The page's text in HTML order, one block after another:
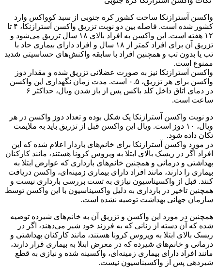
واکسن آسترازنکا ساخت کشور کره جنوبی از سبد کوواکس وارد
کشور شده است. فاصله بین دو نوبت تزریق واکسن آسترازنکا، ۴ تا
۱۲ هفته است. این واکسن به افراد بالای ۱۸ سال تزریق می‌شود و
تزریق آن برای افراد کمتر از ۱۸ سال و افراد دارای بیماری حاد با
تب یا بدون تب و همچنین افراد با سابقه واکنش‌های حساسیتی شدید
ممنوع است.
واکسن آسترازنکا نیز به صورت عضلانی تزریق شده و مقدار دوز
واکسن برای هر تزریق، ۰.۵ است. مدت زمان نگهداری این واکسن
در دمای اتاق داخل کلد باکس پس از باز شدن ویال، حداکثر ۶
ساعت است.
دو نوبت واکسن آسترازنکا یک شکل بوده و تعداد دوز واکسن در هر
ویال، ۱۰ دوز است. ویال این واکسن قبل از تزریق باید به ملایمت
تکان داده شود.
در مورد واکسن آسترازنکا برای خانم‌های باردار اعلام شده که این
افراد اگر در ریسک بالای ابتلا به ویروس کرونا هستند، مانند کارکنان
بهداشتی و درمانی و همچنین خانم‌های بارداری که عوارض ابتلا به
بیماری را دارند، مانند افراد دارای بیماری زمینه‌ای، واکسن دریافت
کنند. قبل از واکسیناسیون نیازی به تست بررسی بارداری نیست و
همچنین تاخیر در بارداری به دلیل واکسیناسیون با این واکسن توسط
سازمان جهانی بهداشت توصیه نشده است.
همچنین در مورد این واکسن و تزریق آن به خانم‌های شیرده توصیه
شده که آن دسته از زنانی که به فرزند خود شیر می‌دهند، اگر در
ریسک بالای ابتلا به ویروس کرونا هستند، مانند کارکنان بهداشتی و
درمانی و خانم‌های شیرده که در معرض ابتلا به بیماری قرار دارند،
مانند افراد دارای بیماری زمینه‌ای، واکسینه شده و نیازی به قطع
شیردهی پس از واکسیناسیون نیست.